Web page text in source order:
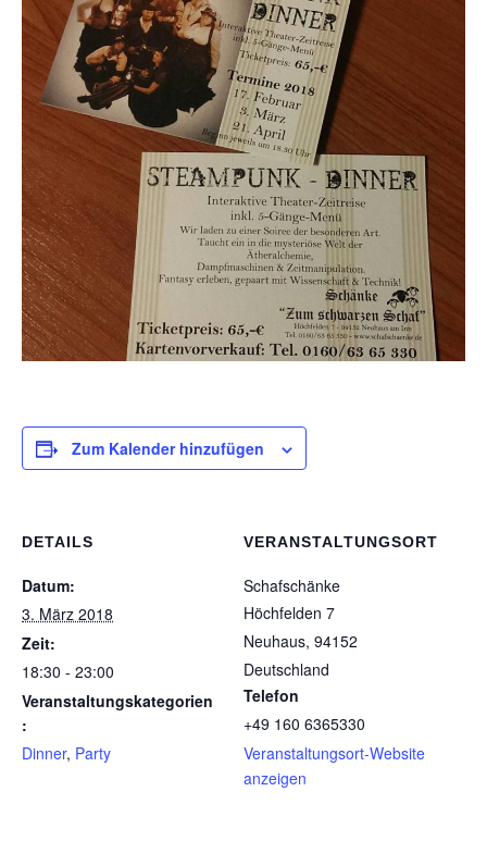
Zum Kalender hinzufügen
DETAILS
Datum:
3. März 2018
Zeit:
18:30 - 23:00
Veranstaltungskategorien
:
Dinner, Party
VERANSTALTUNGSORT
Schafschänke
Höchfelden 7
Neuhaus, 94152
Deutschland
Telefon
+49 160 6365330
Veranstaltungsort-Website
anzeigen